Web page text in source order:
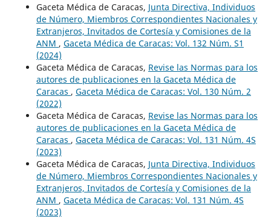
Gaceta Médica de Caracas, Junta Directiva, Individuos
de Número, Miembros Correspondientes Nacionales y
Extranjeros, Invitados de Cortesía y Comisiones de la
ANM , Gaceta Médica de Caracas: Vol. 132 Núm. S1
(2024)
Gaceta Médica de Caracas, Revise las Normas para los
autores de publicaciones en la Gaceta Médica de
Caracas , Gaceta Médica de Caracas: Vol. 130 Núm. 2
(2022)
Gaceta Médica de Caracas, Revise las Normas para los
autores de publicaciones en la Gaceta Médica de
Caracas , Gaceta Médica de Caracas: Vol. 131 Núm. 4S
(2023)
Gaceta Médica de Caracas, Junta Directiva, Individuos
de Número, Miembros Correspondientes Nacionales y
Extranjeros, Invitados de Cortesía y Comisiones de la
ANM , Gaceta Médica de Caracas: Vol. 131 Núm. 4S
(2023)